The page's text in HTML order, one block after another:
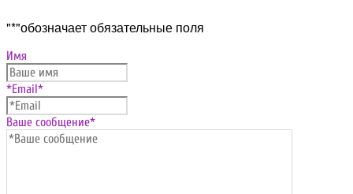
вверх
"*"обозначает обязательные поля
Имя
*Email*
Ваше сообщение*